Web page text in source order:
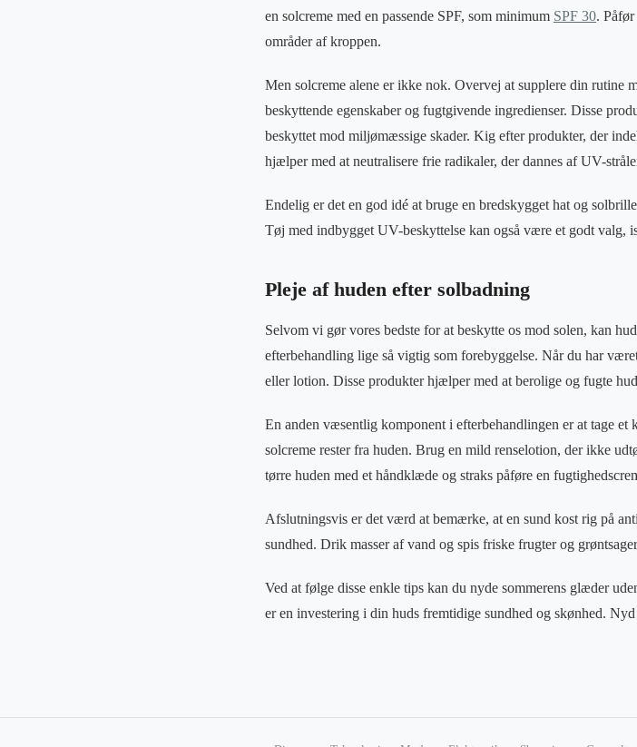
en solcreme med en passende SPF, som minimum SPF 30.
områder af kroppen.
Men solcreme alene er ikke nok. Overvej at supplere din rutine
beskyttende egenskaber og fugtgivende ingredienser. Disse
beskyttet mod miljømæssige skader. Kig efter produkter, der
hjælper med at neutralisere frie radikaler, der dannes af UV-
Endelig er det en god idé at bruge en bredskygget hat og
Tøj med indbygget UV-beskyttelse kan også være et godt valg,
Pleje af huden efter solbadning
Selvom vi gør vores bedste for at beskytte os mod solen, kan
efterbehandling lige så vigtig som forebyggelse. Når du har
eller lotion. Disse produkter hjælper med at berolige og fugte
En anden væsentlig komponent i efterbehandlingen er at tage
solcreme rester fra huden. Brug en mild renselotion, der ikke
tørre huden med et håndklæde og straks påføre en
Afslutningsvis er det værd at bemærke, at en sund kost rig på
sundhed. Drik masser af vand og spis friske frugter og
Ved at følge disse enkle tips kan du nyde sommerens glæder
er en investering i din huds fremtidige sundhed og skønhed.